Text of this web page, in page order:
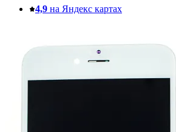
4,9 на Яндекс картах